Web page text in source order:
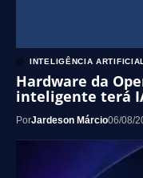
INTELIGÊNCIA ARTIFICIAL
Hardware da
inteligente terá
PorJardeson Márcio06/08/